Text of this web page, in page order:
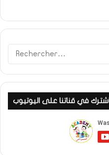
اشترك في قناتنا على اليوتيوب